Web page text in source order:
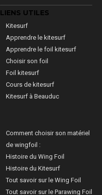
LIENS UTILES
Kitesurf
Apprendre le kitesurf
Apprendre le foil kitesurf
Choisir son foil
Foil kitesurf
Cours de kitesurf
Kitesurf à Beauduc
Comment choisir son matériel
de wingfoil :
Histoire du Wing Foil
Histoire du Kitesurf
Tout savoir sur le Wing Foil
Tout savoir sur le Parawing Foil